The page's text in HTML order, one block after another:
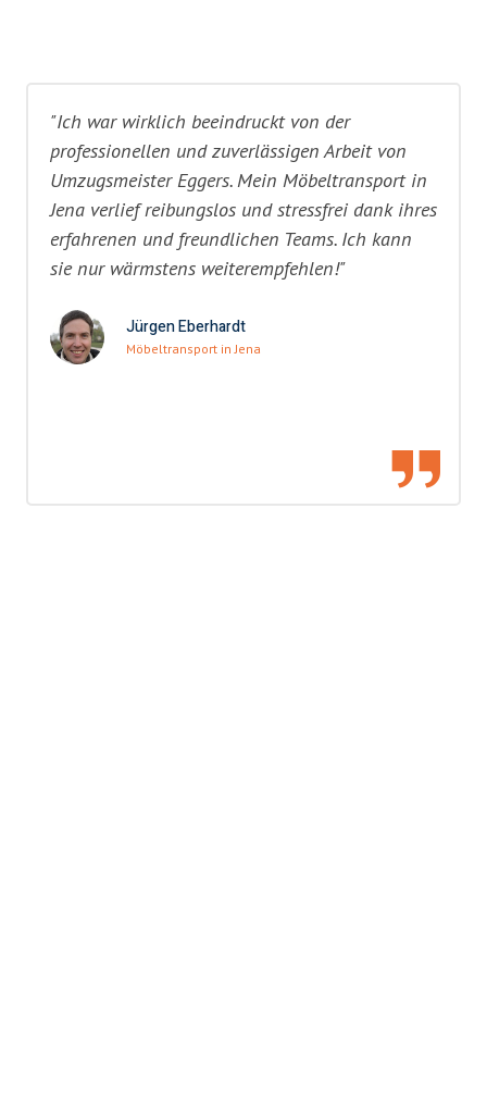
"Ich war wirklich beeindruckt von der
professionellen und zuverlässigen Arbeit von
Umzugsmeister Eggers. Mein Möbeltransport in
Jena verlief reibungslos und stressfrei dank ihres
erfahrenen und freundlichen Teams. Ich kann
sie nur wärmstens weiterempfehlen!"
Jürgen Eberhardt
Möbeltransport in Jena